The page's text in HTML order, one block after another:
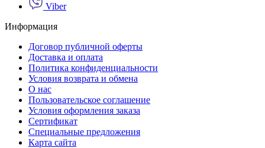
Viber
Информация
Договор публичной оферты
Доставка и оплата
Политика конфиденциальности
Условия возврата и обмена
О нас
Пользовательское соглашение
Условия оформления заказа
Сертификат
Специальные предложения
Карта сайта